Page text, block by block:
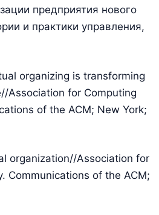
предприятия нового
и практики управления,
organizing is transforming
Association for Computing
of the ACM; New York;
organization//Association for
Communications of the ACM;